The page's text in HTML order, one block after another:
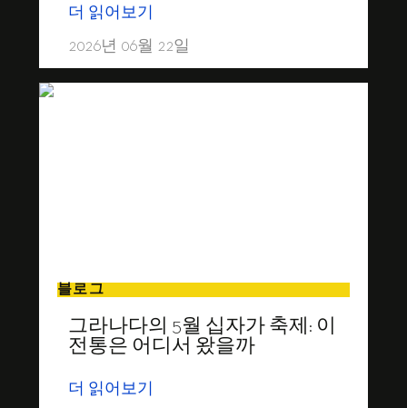
더 읽어보기
2026년 06월 22일
블로그
그라나다의 5월 십자가 축제: 이
전통은 어디서 왔을까
더 읽어보기